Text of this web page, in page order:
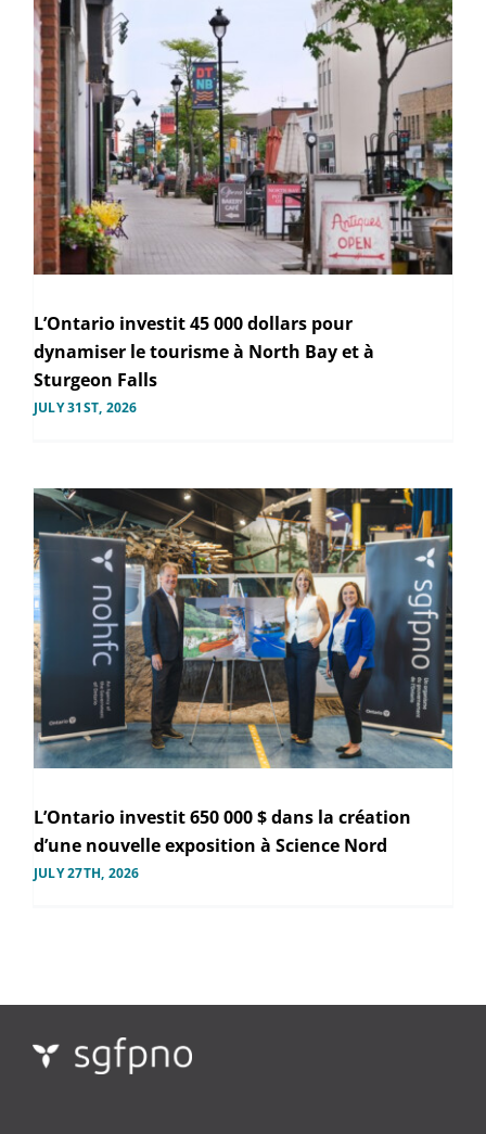
L’Ontario investit 45 000 dollars pour
dynamiser le tourisme à North Bay et à
Sturgeon Falls
JULY 31ST, 2026
L’Ontario investit 650 000 $ dans la création
d’une nouvelle exposition à Science Nord
JULY 27TH, 2026